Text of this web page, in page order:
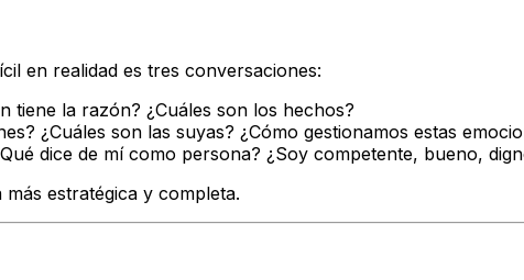
en realidad es tres conversaciones:
tiene la razón? ¿Cuáles son los hechos?
¿Cuáles son las suyas? ¿Cómo gestionamos estas
dice de mí como persona? ¿Soy competente, bueno,
estratégica y completa.